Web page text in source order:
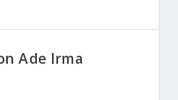
Ade Irma